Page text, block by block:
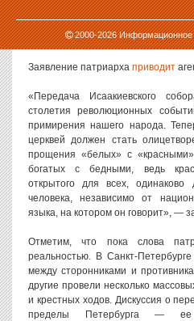
2000-2026Информационное
Вопреки этим словам, пока что
привело лишь к обострению
обществе в целом.
Заявление патриарха приводит
«Передача Исаакиевского
столетия революционных
примирения нашего народа.
церквей должен стать
прощения «белых» с
богатых с бедными, ведь
открытого для всех,
человека, независимо от
языка, на котором он говорит», —
Отметим, что пока слова
реальностью. В Санкт-
между сторонниками и
другие провели несколько
и крестных ходов. Дискуссия о
пределы Петербурга —